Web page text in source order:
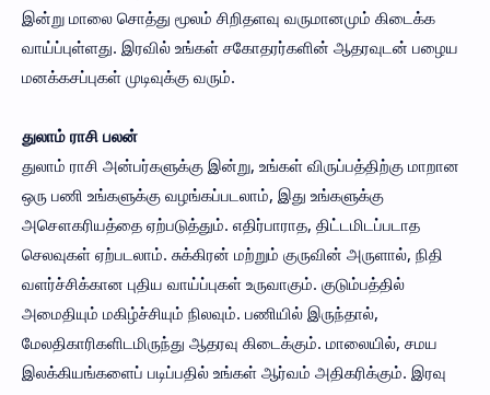
இன்று மாலை சொத்து மூலம் சிறிதளவு வருமானமும் கிடைக்க
வாய்ப்புள்ளது. இரவில் உங்கள் சகோதரர்களின் ஆதரவுடன் பழைய
மனக்கசப்புகள் முடிவுக்கு வரும்.
துலாம் ராசி பலன்
துலாம் ராசி அன்பர்களுக்கு இன்று, உங்கள் விருப்பத்திற்கு மாறான
ஒரு பணி உங்களுக்கு வழங்கப்படலாம், இது உங்களுக்கு
அசௌகரியத்தை ஏற்படுத்தும். எதிர்பாராத, திட்டமிடப்படாத
செலவுகள் ஏற்படலாம். சுக்கிரன் மற்றும் குருவின் அருளால், நிதி
வளர்ச்சிக்கான புதிய வாய்ப்புகள் உருவாகும். குடும்பத்தில்
அமைதியும் மகிழ்ச்சியும் நிலவும். பணியில் இருந்தால்,
மேலதிகாரிகளிடமிருந்து ஆதரவு கிடைக்கும். மாலையில், சமய
இலக்கியங்களைப் படிப்பதில் உங்கள் ஆர்வம் அதிகரிக்கும். இரவு